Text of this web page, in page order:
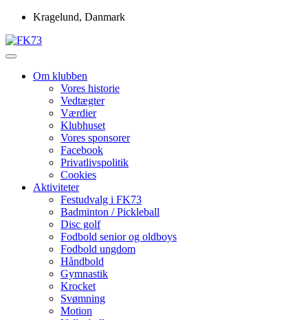
Skip
content
Kragelund, Danmark
FK73
Om klubben
Vores historie
Vedtægter
Værdier
Klubhuset
Vores sponsorer
Facebook
Privatlivspolitik
Cookies
Aktiviteter
Festudvalg i FK73
Badminton / Pickleball
Disc golf
Fodbold senior og oldboys
Fodbold ungdom
Håndbold
Gymnastik
Krocket
Svømning
Motion